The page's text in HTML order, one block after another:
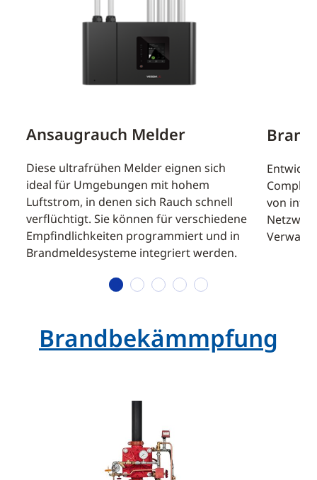
Ansaugrauch Melder
Diese ultrafrühen Melder eignen sich
ideal für Umgebungen mit hohem
Luftstrom, in denen sich Rauch schnell
verflüchtigt. Sie können für verschiedene
Empfindlichkeiten programmiert und in
Brandmeldesysteme integriert werden.
von
2 3 4 5
Brandbekämmpfung